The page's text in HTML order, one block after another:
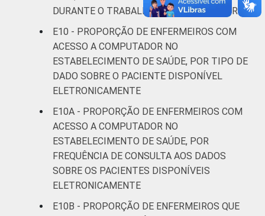
DURANTE O TRABALHO COMO ENFERMEIRO
E10 - PROPORÇÃO DE ENFERMEIROS COM
ACESSO A COMPUTADOR NO
ESTABELECIMENTO DE SAÚDE, POR TIPO DE
DADO SOBRE O PACIENTE DISPONÍVEL
ELETRONICAMENTE
E10A - PROPORÇÃO DE ENFERMEIROS COM
ACESSO A COMPUTADOR NO
ESTABELECIMENTO DE SAÚDE, POR
FREQUÊNCIA DE CONSULTA AOS DADOS
SOBRE OS PACIENTES DISPONÍVEIS
ELETRONICAMENTE
E10B - PROPORÇÃO DE ENFERMEIROS QUE